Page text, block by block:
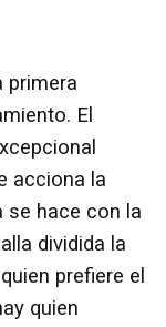
primera
El
acciona la
se hace con la
dividida la
prefiere el
quien